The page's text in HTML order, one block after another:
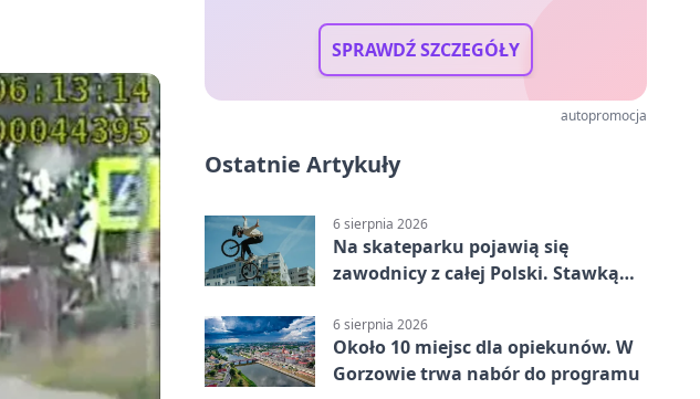
SPRAWDŹ SZCZEGÓŁY
autopromocja
Ostatnie Artykuły
6 sierpnia 2026
Na skateparku pojawią się
zawodnicy z całej Polski. Stawką
6 sierpnia 2026
Około 10 miejsc dla opiekunów. W
Gorzowie trwa nabór do programu